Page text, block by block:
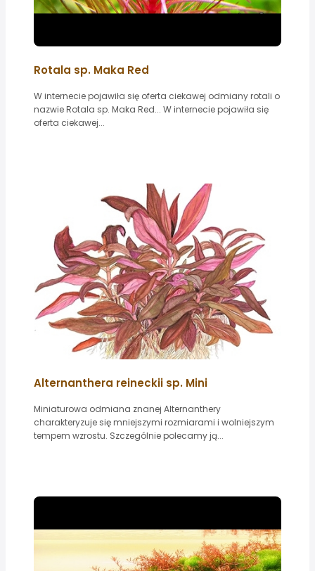
Rotala sp. Maka Red
W internecie pojawiła się oferta ciekawej odmiany rotali o
nazwie Rotala sp. Maka Red... W internecie pojawiła się
oferta ciekawej...
Alternanthera reineckii sp. Mini
Miniaturowa odmiana znanej Alternanthery
charakteryzuje się mniejszymi rozmiarami i wolniejszym
tempem wzrostu. Szczególnie polecamy ją...